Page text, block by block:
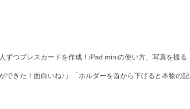
ずつプレスカードを作成！iPad miniの使い方、写真を撮る
できた！面白いね♪」「ホルダーを首から下げると本物の記